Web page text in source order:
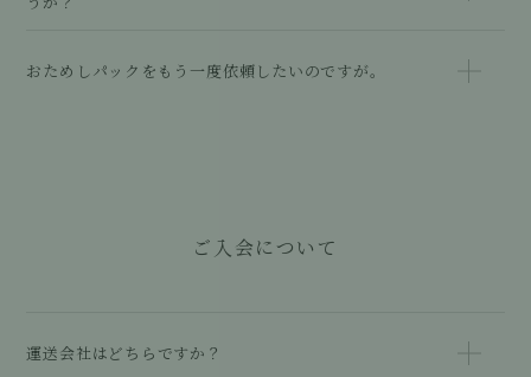
おためしパックをもう一度依頼したいのですが。
ご入会について
運送会社はどちらですか？